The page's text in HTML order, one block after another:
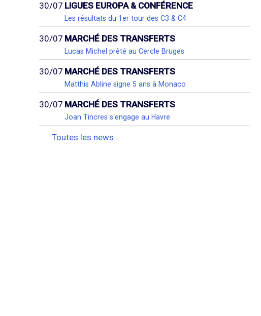
30/07 LIGUES EUROPA & CONFÉRENCE
Les résultats du 1er tour des C3 & C4
30/07 MARCHÉ DES TRANSFERTS
Lucas Michel prêté au Cercle Bruges
30/07 MARCHÉ DES TRANSFERTS
Matthis Abline signe 5 ans à Monaco
30/07 MARCHÉ DES TRANSFERTS
Joan Tincres s'engage au Havre
Toutes les news...